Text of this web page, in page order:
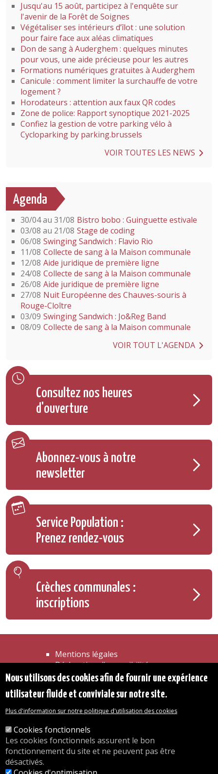
Jusqu'au 15 août, participez à l'enquête sur
l'avenir de la Forêt de Soignes
Végétaliser ses intérieurs d’îlot : une solution
pour faire face aux aléas climatiques
Don de sang à Auderghem : quelques minutes
pour vous, une aide précieuse pour les autres
Formations numériques gratuites à Auderghem
Canicule : comment limiter la surchauffe de votre
logement ?
Horodateurs : attention aux faux QR codes
Zone de police: Rapport synoptique 2021-2025
Confiez la gestion de votre parking vélo à
Cycloparking by parking.brussels
VOIR TOUTES LES NEWS
Agenda
30/04 au 31/08 Bistro bobo : Guinguette estivale
03/08 au 21/08 Stage de coding
06/08 Swinging Sandwich : Flavio Rio
11/08 Collecte de sang à la Maison communale
12/08 Aide juridique de première ligne
24/08 Collecte de sang à la Maison communale
26/08 Aide juridique de première ligne
27/08 Nuit Européenne des Chauves-souris à
Rouge-Cloître
03/09 Swinging Sandwich : Jo&Reg Band
08/09 Collecte de sang à la Maison communale
VOIR TOUT L'AGENDA
Consultez nos heures
d'ouverture
Abonnez-vous à notre
newsletter
Service Population :
Prenez rendez-vous
Crèches communales :
inscriptions
Mentions légales
Déclaration d'accessibilité
Transparence
Les services de l'administration
Organigramme
© 2026 Commune d'Auderghem
Rue Emile Idiers 12 - 1160 Auderghem
Tel. : 02/676.48.11.
Nous utilisons des cookies afin de fournir une expérience
utilisateur fluide et conviviale sur notre site.
Plus d'information sur notre politique d'utilisation des cookies
Cookies fonctionnels
Les cookies fonctionnels assurent le bon
fonctionnement du site et ne peuvent pas être
désactivés.